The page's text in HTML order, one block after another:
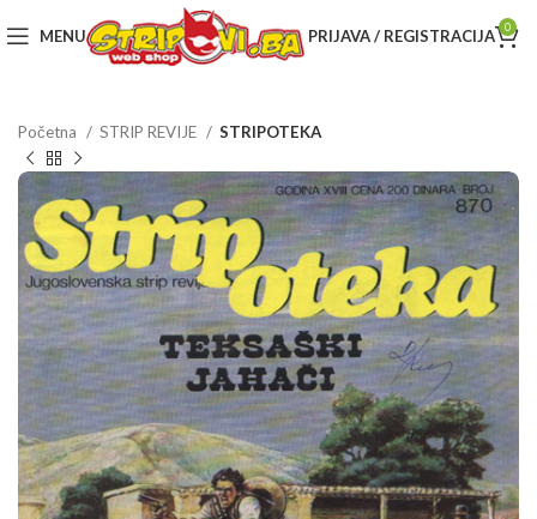
MENU PRIJAVA / REGISTRACIJA 0
Početna STRIP REVIJE STRIPOTEKA